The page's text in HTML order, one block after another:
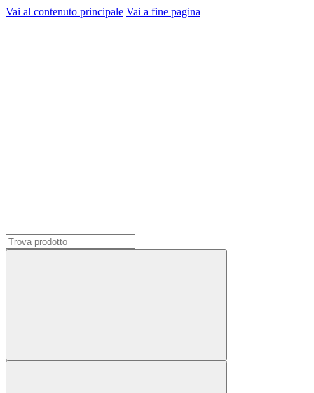
Vai al contenuto principale Vai a fine pagina